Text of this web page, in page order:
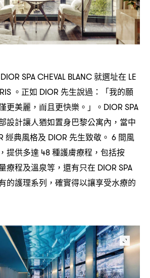
DIOR SPA CHEVAL BLANC 就選址在 LE
。正如 DIOR 先生說過 ：
「我的願
更美麗 ， 而且更快樂。」。 DIOR SPA
設計讓人猶如置身巴黎公寓內 ， 當中
經典風格及 DIOR 先生致敬。 6 間風
， 提供多達 48種護膚療程 ， 包括按
療程及溫泉等 ， 還有只在 DIOR SPA
的護理系列 ， 確實得以讓享受水療的